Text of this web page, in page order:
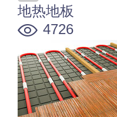
地热地板
4726